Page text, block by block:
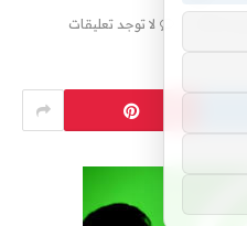
لا توجد تعليقات